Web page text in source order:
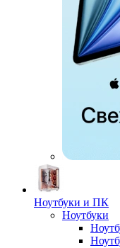
Ноутбуки и ПК
Ноутбуки